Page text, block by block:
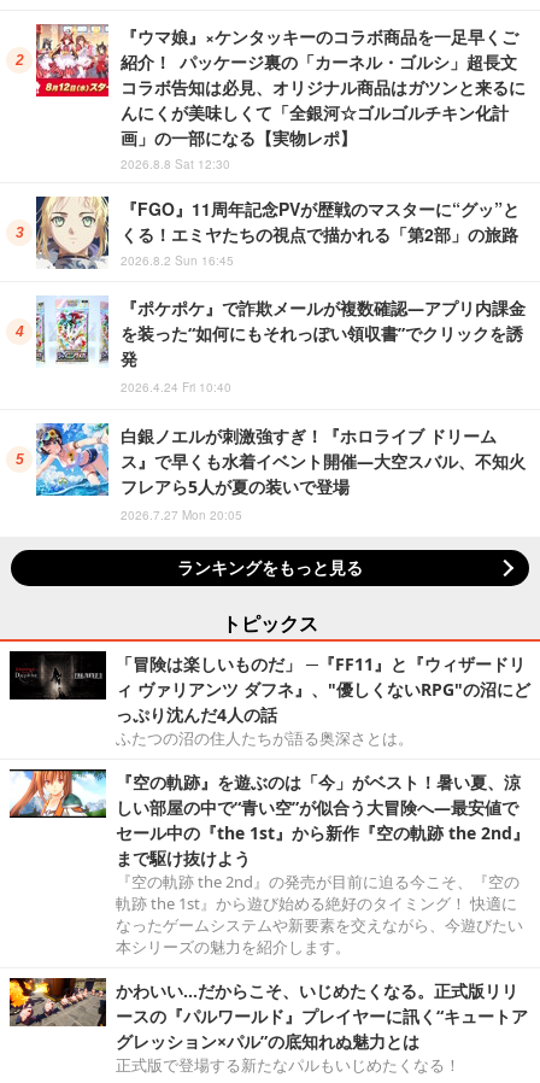
『ウマ娘』×ケンタッキーのコラボ商品を一足早くご
紹介！ パッケージ裏の「カーネル・ゴルシ」超長文
コラボ告知は必見、オリジナル商品はガツンと来るに
んにくが美味しくて「全銀河☆ゴルゴルチキン化計
画」の一部になる【実物レポ】
2026.8.8 Sat 12:30
『FGO』11周年記念PVが歴戦のマスターに“グッ”と
くる！エミヤたちの視点で描かれる「第2部」の旅路
2026.8.2 Sun 16:45
『ポケポケ』で詐欺メールが複数確認―アプリ内課金
を装った“如何にもそれっぽい領収書”でクリックを誘
発
2026.4.24 Fri 10:40
白銀ノエルが刺激強すぎ！『ホロライブ ドリーム
ス』で早くも水着イベント開催―大空スバル、不知火
フレアら5人が夏の装いで登場
2026.7.27 Mon 20:05
ランキングをもっと見る
トピックス
「冒険は楽しいものだ」 ─『FF11』と『ウィザードリ
ィ ヴァリアンツ ダフネ』、"優しくないRPG"の沼にど
っぷり沈んだ4人の話
ふたつの沼の住人たちが語る奥深さとは。
『空の軌跡』を遊ぶのは「今」がベスト！暑い夏、涼
しい部屋の中で“青い空”が似合う大冒険へ―最安値で
セール中の『the 1st』から新作『空の軌跡 the 2nd』
まで駆け抜けよう
『空の軌跡 the 2nd』の発売が目前に迫る今こそ、『空の
軌跡 the 1st』から遊び始める絶好のタイミング！ 快適に
なったゲームシステムや新要素を交えながら、今遊びたい
本シリーズの魅力を紹介します。
かわいい…だからこそ、いじめたくなる。正式版リリ
ースの『パルワールド』プレイヤーに訊く“キュートア
グレッション×パル”の底知れぬ魅力とは
正式版で登場する新たなパルもいじめたくなる！